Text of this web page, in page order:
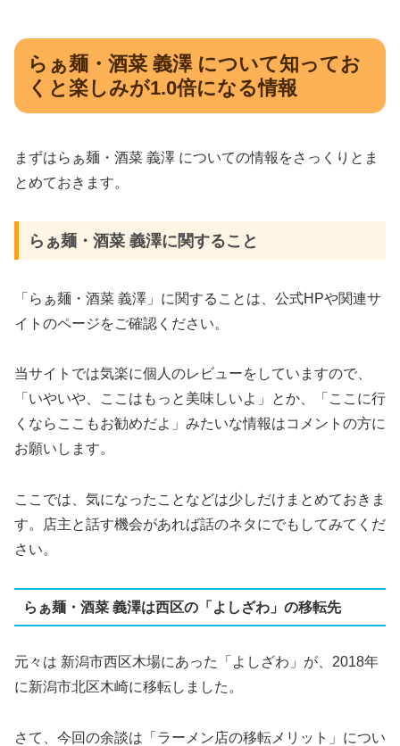
らぁ麺・酒菜 義澤 について知ってお
くと楽しみが1.0倍になる情報
まずはらぁ麺・酒菜 義澤 についての情報をさっくりとま
とめておきます。
らぁ麺・酒菜 義澤に関すること
「らぁ麺・酒菜 義澤」に関することは、公式HPや関連サ
イトのページをご確認ください。
当サイトでは気楽に個人のレビューをしていますので、
「いやいや、ここはもっと美味しいよ」とか、「ここに行
くならここもお勧めだよ」みたいな情報はコメントの方に
お願いします。
ここでは、気になったことなどは少しだけまとめておきま
す。店主と話す機会があれば話のネタにでもしてみてくだ
さい。
らぁ麺・酒菜 義澤は西区の「よしざわ」の移転先
元々は 新潟市西区木場にあった「よしざわ」が、2018年
に新潟市北区木崎に移転しました。
さて、今回の余談は「ラーメン店の移転メリット」につい